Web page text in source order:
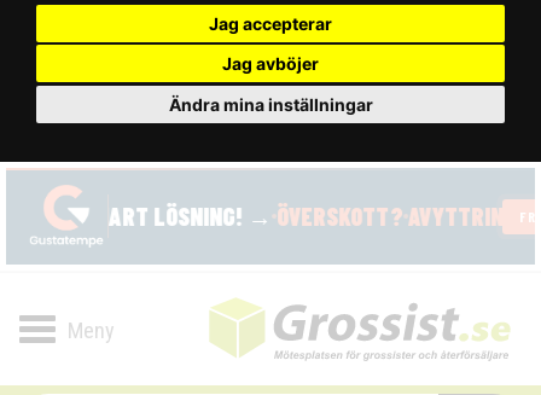
Jag accepterar
Jag avböjer
Ändra mina inställningar
Toggle